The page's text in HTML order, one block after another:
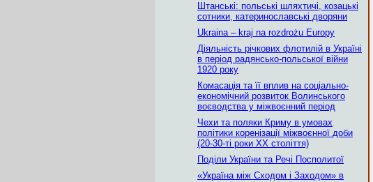
Штанські: польські шляхтичі, козацькі
сотники, катеринославські дворяни
Ukraina – kraj na rozdrożu Europy
Діяльність річкових флотилій в Україні
в період радянсько-польської війни
1920 року
Комасація та її вплив на соціально-
економічний розвиток Волинського
воєводства у міжвоєнний період
Чехи та поляки Криму в умовах
політики коренізації міжвоєнної доби
(20-30-ті роки ХХ століття)
Поділи України та Речі Посполитої
«Україна між Сходом і Заходом» в